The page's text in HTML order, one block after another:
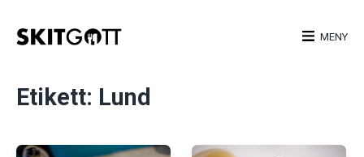
MENY
Etikett: Lund